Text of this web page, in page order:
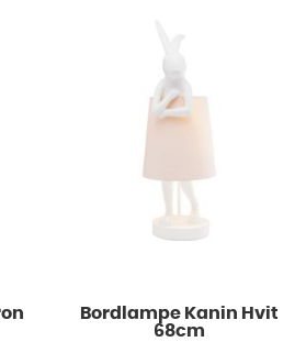
Bordlampe Kanin Hvit
68cm